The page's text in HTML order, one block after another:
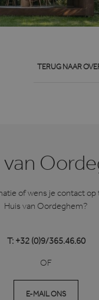
TERUG NAAR
van
of wens je contact op
Huis van Oordeghem?
T: +32 (0)9/365.46.60
OF
E-MAIL ONS